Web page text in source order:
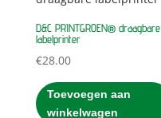
D&C PRINTGROEN® draagbare
labelprinter
€28.00
Toevoegen aan
winkelwagen